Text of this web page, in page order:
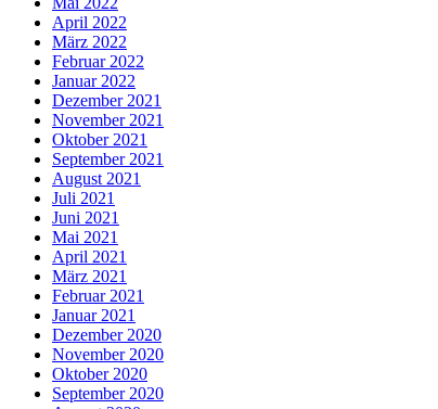
April 2022
März 2022
Februar 2022
Januar 2022
Dezember 2021
November 2021
Oktober 2021
September 2021
August 2021
Juli 2021
Juni 2021
Mai 2021
April 2021
März 2021
Februar 2021
Januar 2021
Dezember 2020
November 2020
Oktober 2020
September 2020